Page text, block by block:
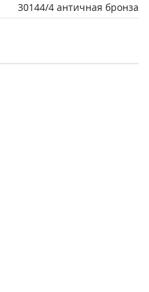
30144/4 античная бронза